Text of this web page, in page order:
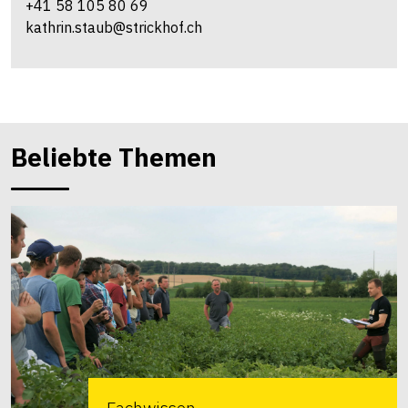
+41 58 105 80 69
kathrin.staub@strickhof.ch
Beliebte Themen